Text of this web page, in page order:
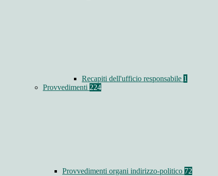
Recapiti dell'ufficio responsabile 1
Provvedimenti 224
Provvedimenti organi indirizzo-politico 72